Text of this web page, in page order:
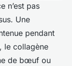
n’est pas
Une
pendant
le collagène
de bœuf ou